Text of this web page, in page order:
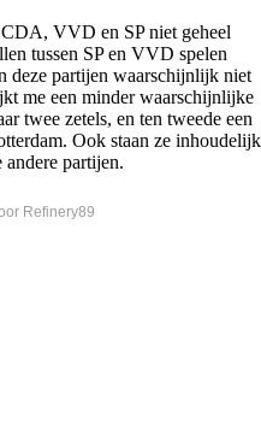
VVD en SP niet geheel
tussen SP en VVD spelen
deze partijen waarschijnlijk niet
me een minder waarschijnlijke
twee zetels, en ten tweede een
Ook staan ze inhoudelijk
partijen.
Refinery89